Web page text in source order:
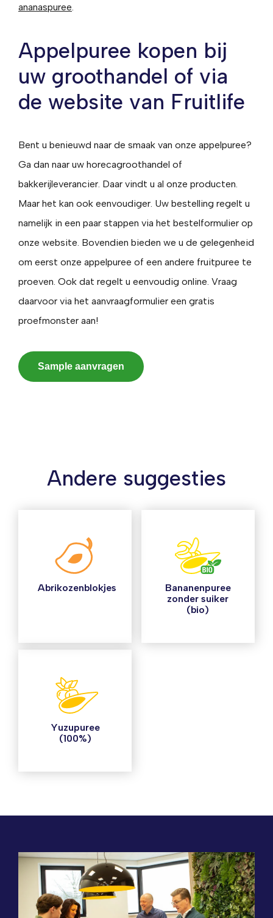
ananaspuree
Appelpuree kopen bij
uw groothandel of via
de website van Fruitlife
Bent u benieuwd naar de smaak van onze appelpuree?
Ga dan naar uw horecagroothandel of
bakkerijleverancier. Daar vindt u al onze producten.
Maar het kan ook eenvoudiger. Uw bestelling regelt u
namelijk in een paar stappen via het bestelformulier op
onze website. Bovendien bieden we u de gelegenheid
om eerst onze appelpuree of een andere fruitpuree te
proeven. Ook dat regelt u eenvoudig online. Vraag
daarvoor via het aanvraagformulier een gratis
proefmonster aan!
Sample aanvragen
Andere suggesties
Abrikozenblokjes
Bananenpuree
zonder suiker
(bio)
Yuzupuree
(100%)